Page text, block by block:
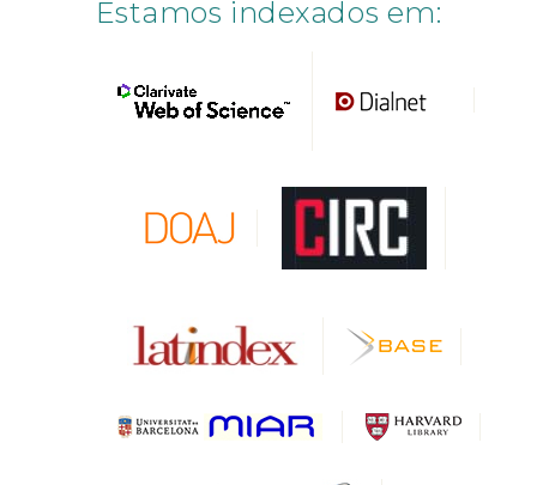
Estamos indexados em: